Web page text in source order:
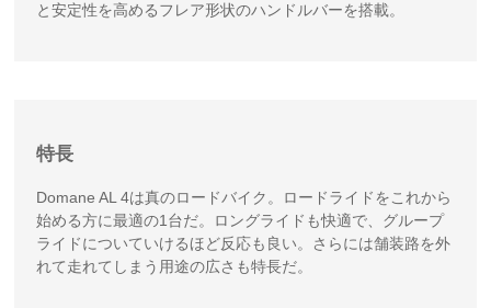
と安定性を高めるフレア形状のハンドルバーを搭載。
特長
Domane AL 4は真のロードバイク。ロードライドをこれから
始める方に最適の1台だ。ロングライドも快適で、グループ
ライドについていけるほど反応も良い。さらには舗装路を外
れて走れてしまう用途の広さも特長だ。